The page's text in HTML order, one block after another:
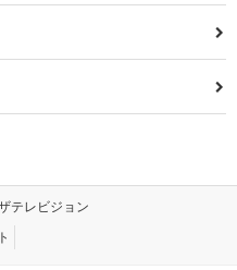
テレビジョン